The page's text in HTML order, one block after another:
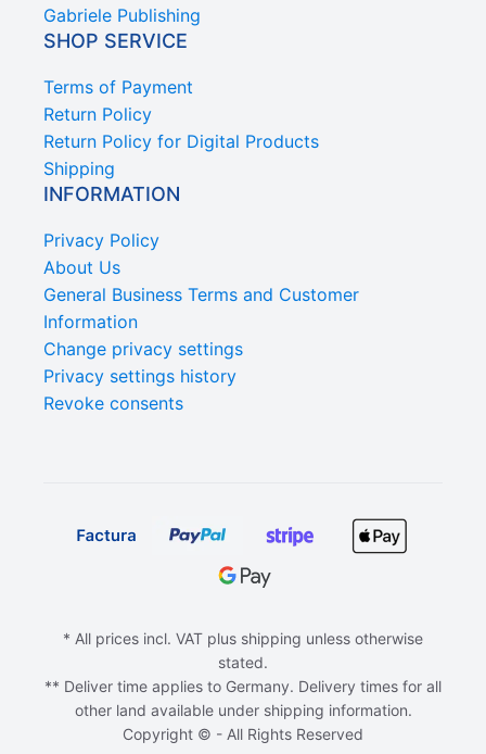
Gabriele Publishing
SHOP SERVICE
Terms of Payment
Return Policy
Return Policy for Digital Products
Shipping
INFORMATION
Privacy Policy
About Us
General Business Terms and Customer
Information
Change privacy settings
Privacy settings history
Revoke consents
* All prices incl. VAT plus shipping unless otherwise
stated.
** Deliver time applies to Germany. Delivery times for all
other land available under shipping information.
Copyright © - All Rights Reserved